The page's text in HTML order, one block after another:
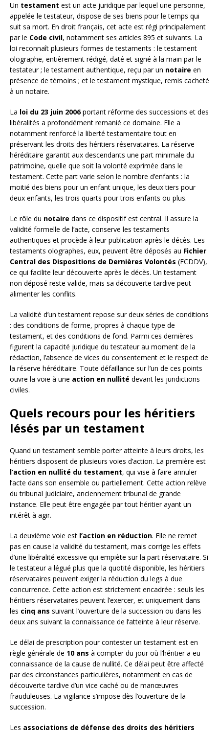
Un testament est un acte juridique par lequel une personne,
appelée le testateur, dispose de ses biens pour le temps qui
suit sa mort. En droit français, cet acte est régi principalement
par le Code civil, notamment ses articles 895 et suivants. La
loi reconnaît plusieurs formes de testaments : le testament
olographe, entièrement rédigé, daté et signé à la main par le
testateur ; le testament authentique, reçu par un notaire en
présence de témoins ; et le testament mystique, remis cacheté
à un notaire.
La loi du 23 juin 2006portant réforme des successions et des
libéralités a profondément remanié ce domaine. Elle a
notamment renforcé la liberté testamentaire tout en
préservant les droits des héritiers réservataires. La réserve
héréditaire garantit aux descendants une part minimale du
patrimoine, quelle que soit la volonté exprimée dans le
testament. Cette part varie selon le nombre d’enfants : la
moitié des biens pour un enfant unique, les deux tiers pour
deux enfants, les trois quarts pour trois enfants ou plus.
Le rôle du notaire dans ce dispositif est central. Il assure la
validité formelle de l’acte, conserve les testaments
authentiques et procède à leur publication après le décès. Les
testaments olographes, eux, peuvent être déposés au Fichier
Central des Dispositions de Dernières Volontés (FCDDV),
ce qui facilite leur découverte après le décès. Un testament
non déposé reste valide, mais sa découverte tardive peut
alimenter les conflits.
La validité d’un testament repose sur deux séries de conditions
: des conditions de forme, propres à chaque type de
testament, et des conditions de fond. Parmi ces dernières
figurent la capacité juridique du testateur au moment de la
rédaction, l’absence de vices du consentement et le respect de
la réserve héréditaire. Toute défaillance sur l’un de ces points
ouvre la voie à une action en nullité devant les juridictions
civiles.
Quels recours pour les héritiers
lésés par un testament
Quand un testament semble porter atteinte à leurs droits, les
héritiers disposent de plusieurs voies d’action. La première est
l’action en nullité du testament, qui vise à faire annuler
l’acte dans son ensemble ou partiellement. Cette action relève
du tribunal judiciaire, anciennement tribunal de grande
instance. Elle peut être engagée par tout héritier ayant un
intérêt à agir.
La deuxième voie est l’action en réduction. Elle ne remet
pas en cause la validité du testament, mais corrige les effets
d’une libéralité excessive qui empiète sur la part réservataire. Si
le testateur a légué plus que la quotité disponible, les héritiers
réservataires peuvent exiger la réduction du legs à due
concurrence. Cette action est strictement encadrée : seuls les
héritiers réservataires peuvent l’exercer, et uniquement dans
les cinq ans suivant l’ouverture de la succession ou dans les
deux ans suivant la connaissance de l’atteinte à leur réserve.
Le délai de prescription pour contester un testament est en
règle générale de 10 ans à compter du jour où l’héritier a eu
connaissance de la cause de nullité. Ce délai peut être affecté
par des circonstances particulières, notamment en cas de
découverte tardive d’un vice caché ou de manœuvres
frauduleuses. La vigilance s’impose dès l’ouverture de la
succession.
Les associations de défense des droits des héritiers